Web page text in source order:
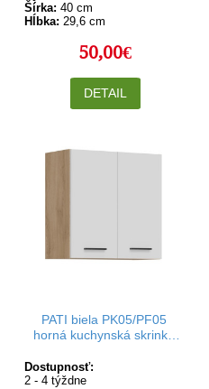
Šírka: 40 cm
Hĺbka: 29,6 cm
50,00€
DETAIL
PATI biela PK05/PF05
horná kuchynská skrinka
Dostupnosť:
2 - 4 týždne